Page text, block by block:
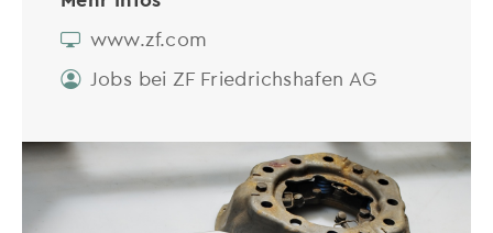
www.zf.com
Jobs bei ZF Friedrichshafen AG